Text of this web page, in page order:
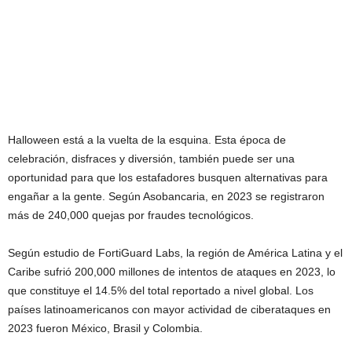
Halloween está a la vuelta de la esquina. Esta época de
celebración, disfraces y diversión, también puede ser una
oportunidad para que los estafadores busquen alternativas para
engañar a la gente. Según Asobancaria, en 2023 se registraron
más de 240,000 quejas por fraudes tecnológicos.
Según estudio de FortiGuard Labs, la región de América Latina y el
Caribe sufrió 200,000 millones de intentos de ataques en 2023, lo
que constituye el 14.5% del total reportado a nivel global. Los
países latinoamericanos con mayor actividad de ciberataques en
2023 fueron México, Brasil y Colombia.